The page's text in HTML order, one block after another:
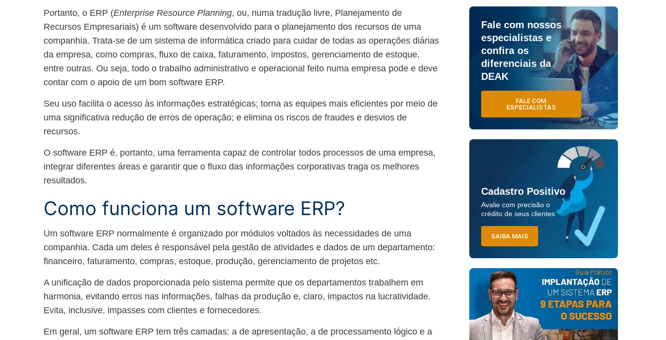
Portanto, o ERP (Enterprise Resource Planning, ou, numa tradução livre, Planejamento de
Recursos Empresariais) é um software desenvolvido para o planejamento dos recursos de uma
companhia. Trata-se de um sistema de informática criado para cuidar de todas as operações diárias
da empresa, como compras, fluxo de caixa, faturamento, impostos, gerenciamento de estoque,
entre outras. Ou seja, todo o trabalho administrativo e operacional feito numa empresa pode e deve
contar com o apoio de um bom software ERP.
Seu uso facilita o acesso às informações estratégicas; torna as equipes mais eficientes por meio de
uma significativa redução de erros de operação; e elimina os riscos de fraudes e desvios de
recursos.
O software ERP é, portanto, uma ferramenta capaz de controlar todos processos de uma empresa,
integrar diferentes áreas e garantir que o fluxo das informações corporativas traga os melhores
resultados.
Como funciona um software ERP?
Um software ERP normalmente é organizado por módulos voltados às necessidades de uma
companhia. Cada um deles é responsável pela gestão de atividades e dados de um departamento:
financeiro, faturamento, compras, estoque, produção, gerenciamento de projetos etc.
A unificação de dados proporcionada pelo sistema permite que os departamentos trabalhem em
harmonia, evitando erros nas informações, falhas da produção e, claro, impactos na lucratividade.
Evita, inclusive, impasses com clientes e fornecedores.
Em geral, um software ERP tem três camadas: a de apresentação, a de processamento lógico e a
Fale com nossos
especialistas e
confira os
diferenciais da
DEAK
FALE COM
ESPECIALISTAS
Cadastro Positivo
Avalie com precisão o
crédito de seus clientes
SAIBA MAIS